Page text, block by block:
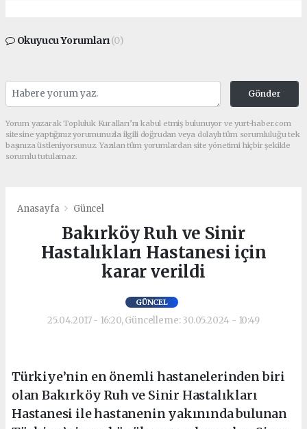
Okuyucu Yorumları(0)
Gönder
Yorum yazarak Topluluk Kuralları’nı kabul etmiş bulunuyor ve yurt-haber.com
sitesine yaptığınız yorumunuzla ilgili doğrudan veya dolaylı tüm sorumluluğu tek
başınıza üstleniyorsunuz. Yazılan tüm yorumlardan site yönetimi hiçbir şekilde
sorumlu tutulamaz.
Anasayfa Güncel
Bakırköy Ruh ve Sinir
Hastalıkları Hastanesi için
karar verildi
GÜNCEL
25.04.2017 - 16:20, Güncelleme: 30.05.2024 - 10:49
Türkiye’nin en önemli hastanelerinden biri
olan Bakırköy Ruh ve Sinir Hastalıkları
Hastanesi ile hastanenin yakınında bulunan